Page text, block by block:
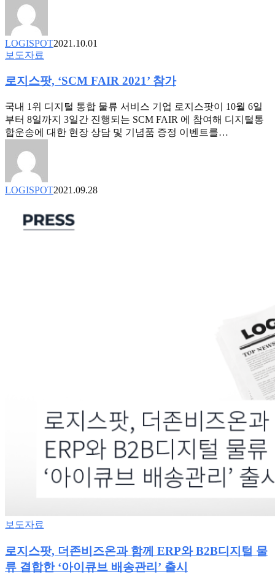
마
일
도
류
신
잠
재
다
LOGISPOT2021.10.01
로
스
‘SCM
FAIR
2021’
참
보도자료
로지스팟, ‘SCM FAIR 2021’ 참가
국내 1위 디지털 통합 물류 서비스 기업 로지스팟이 10월 6일
부터 8일까지 3일간 진행되는 SCM FAIR 에 참여해 디지털통
합운송에 대한 현장 상담 및 기념품 증정 이벤트를…
LOGISPOT2021.09.28
큐
브
배
송
관
보도자료
로지스팟, 더존비즈온과 함께 ERP와 B2B디지털 물
류 결합한 ‘아이큐브 배송관리’ 출시